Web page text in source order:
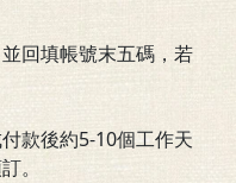
並回填帳號末五碼，若
款後約5-10個工作天
。